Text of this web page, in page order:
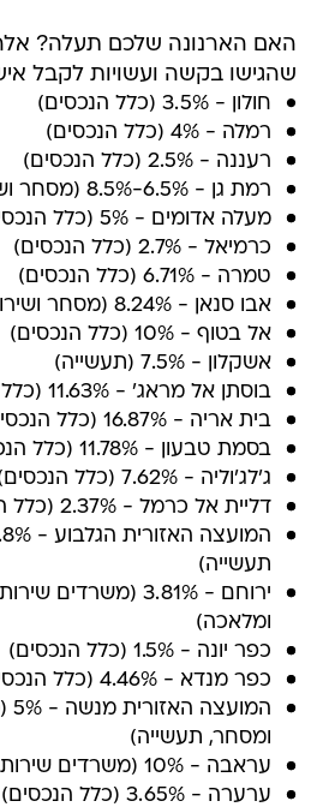
האם הארנונה שלכם תעלה? אלה
שהגישו בקשה ועשויות לקבל
חולון - 3.5% (כלל הנכסים)
רמלה - 4% (כלל הנכסים)
רעננה - 2.5% (כלל הנכסים)
רמת גן - 6.5%-8.5% (מסחר ושירותים)
מעלה אדומים - 5% (כלל הנכסים)
כרמיאל - 2.7% (כלל הנכסים)
טמרה - 6.71% (כלל הנכסים)
אבו סנאן - 8.24% (מסחר ושירותים)
אל בטוף - 10% (כלל הנכסים)
אשקלון - 7.5% (תעשייה)
בוסתן אל מראג' - 11.63% (כלל הנכסים)
בית אריה - 16.87% (כלל הנכסים)
בסמת טבעון - 11.78% (כלל הנכסים)
ג'לג'וליה - 7.62% (כלל הנכסים)
דליית אל כרמל - 2.37% (כלל הנכסים)
תעשייה)
ירוחם - 3.81%
ומלאכה)
כפר יונה - 1.5% (כלל הנכסים)
כפר מנדא - 4.46% (כלל הנכסים)
ומסחר, תעשייה)
עראבה - 10% (משרדים שירותים ומסחר, תעשייה)
ערערה - 3.65% (כלל הנכסים)